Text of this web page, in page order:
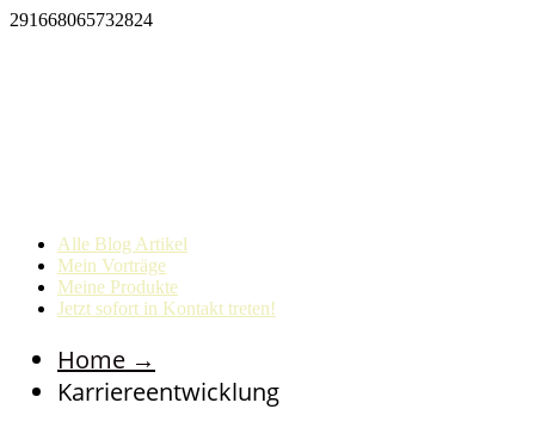
291668065732824
Alle Blog Artikel
Mein Vorträge
Meine Produkte
Jetzt sofort in Kontakt treten!
Home →
Karriereentwicklung